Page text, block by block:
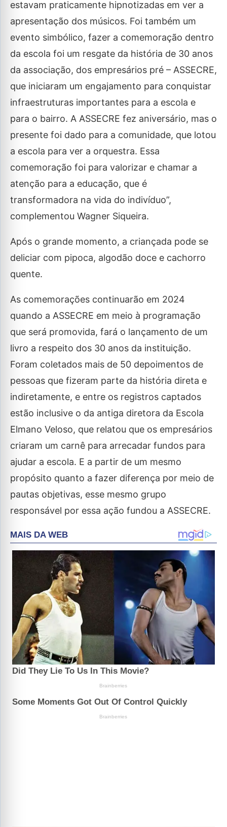
estavam praticamente hipnotizadas em ver a
apresentação dos músicos. Foi também um
evento simbólico, fazer a comemoração dentro
da escola foi um resgate da história de 30 anos
da associação, dos empresários pré – ASSECRE,
que iniciaram um engajamento para conquistar
infraestruturas importantes para a escola e
para o bairro. A ASSECRE fez aniversário, mas o
presente foi dado para a comunidade, que lotou
a escola para ver a orquestra. Essa
comemoração foi para valorizar e chamar a
atenção para a educação, que é
transformadora na vida do indivíduo”,
complementou Wagner Siqueira.
Após o grande momento, a criançada pode se
deliciar com pipoca, algodão doce e cachorro
quente.
As comemorações continuarão em 2024
quando a ASSECRE em meio à programação
que será promovida, fará o lançamento de um
livro a respeito dos 30 anos da instituição.
Foram coletados mais de 50 depoimentos de
pessoas que fizeram parte da história direta e
indiretamente, e entre os registros captados
estão inclusive o da antiga diretora da Escola
Elmano Veloso, que relatou que os empresários
criaram um carnê para arrecadar fundos para
ajudar a escola. E a partir de um mesmo
propósito quanto a fazer diferença por meio de
pautas objetivas, esse mesmo grupo
responsável por essa ação fundou a ASSECRE.